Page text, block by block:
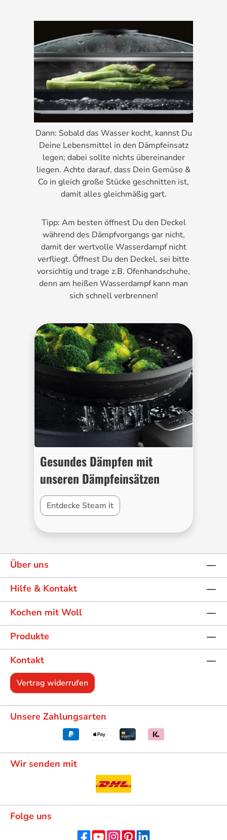
Dann: Sobald das Wasser kocht, kannst Du
Deine Lebensmittel in den Dämpfeinsatz
legen; dabei sollte nichts übereinander
liegen. Achte darauf, dass Dein Gemüse &
Co in gleich große Stücke geschnitten ist,
damit alles gleichmäßig gart.
Tipp: Am besten öffnest Du den Deckel
während des Dämpfvorgangs gar nicht,
damit der wertvolle Wasserdampf nicht
verfliegt. Öffnest Du den Deckel, sei bitte
vorsichtig und trage z.B. Ofenhandschuhe,
denn am heißen Wasserdampf kann man
sich schnell verbrennen!
Gesundes Dämpfen mit
unseren Dämpfeinsätzen
Entdecke Steam it
Über uns
Hilfe & Kontakt
Kochen mit Woll
Produkte
Kontakt
Vertrag widerrufen
Unsere Zahlungsarten
Wir senden mit
Folge uns